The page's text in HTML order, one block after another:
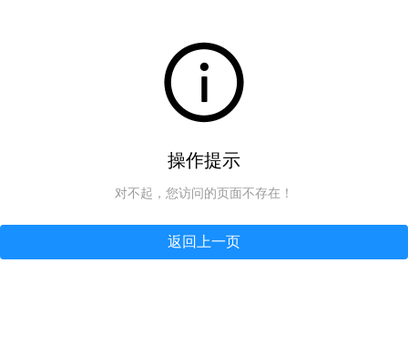
操作提示
对不起，您访问的页面不存在！
返回上一页